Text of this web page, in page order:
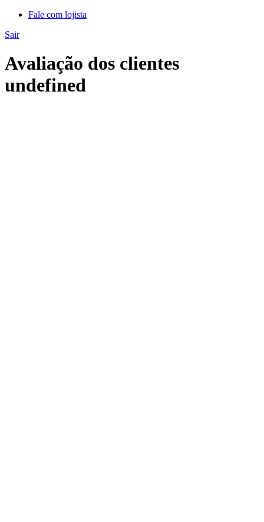
Fale com lojista
Sair
Avaliação dos clientes
undefined